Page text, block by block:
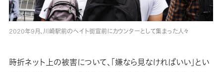
2020年9月、川崎駅前のヘイト街宣前にカウンターとして集まった人々
時折ネット上の被害について、「嫌なら見なければいい」とい